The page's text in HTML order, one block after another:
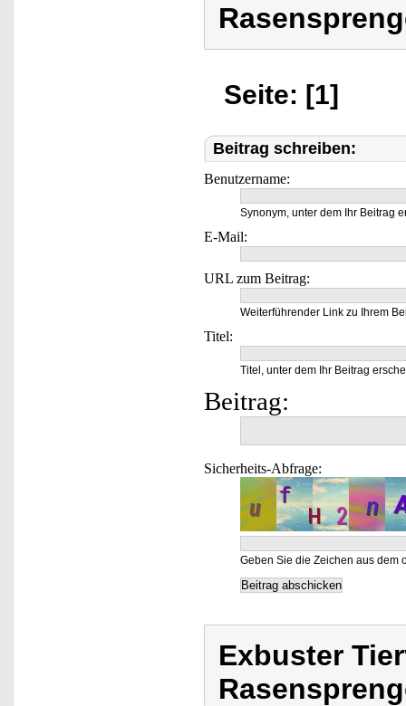
Seite: [1]
Beitrag schreiben:
Benutzername:
Synonym, unter dem Ihr Beitrag
E-Mail:
URL zum Beitrag:
Weiterführender Link zu Ihrem
Titel:
Titel, unter dem Ihr Beitrag
Beitrag:
Sicherheits-Abfrage:
Geben Sie die Zeichen aus dem
Exbuster